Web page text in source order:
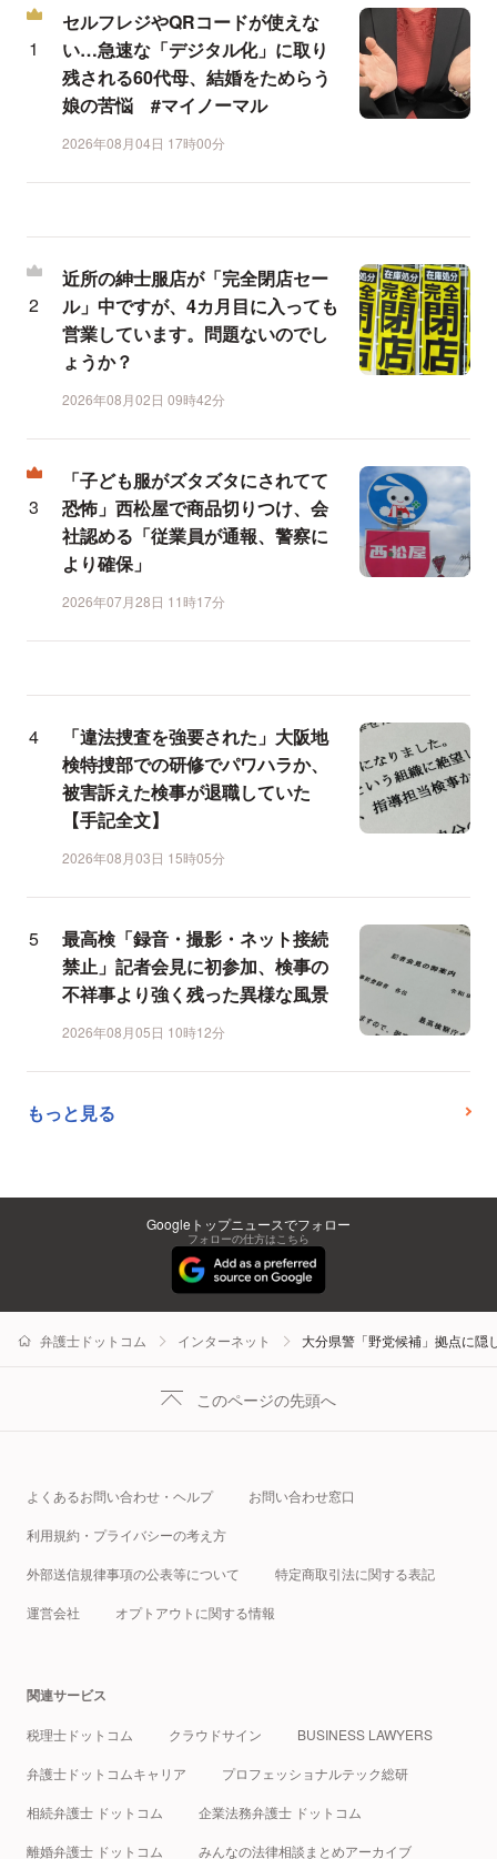
セルフレジやQRコードが使えな
い…急速な「デジタル化」に取り
残される60代母、結婚をためらう
娘の苦悩 #マイノーマル
2026年08月04日 17時00分
近所の紳士服店が「完全閉店セー
ル」中ですが、4カ月目に入っても
営業しています。問題ないのでし
ょうか？
2026年08月02日 09時42分
「子ども服がズタズタにされてて
恐怖」西松屋で商品切りつけ、会
社認める「従業員が通報、警察に
より確保」
2026年07月28日 11時17分
「違法捜査を強要された」大阪地
検特捜部での研修でパワハラか、
被害訴えた検事が退職していた
【手記全文】
2026年08月03日 15時05分
最高検「録音・撮影・ネット接続
禁止」記者会見に初参加、検事の
不祥事より強く残った異様な風景
2026年08月05日 10時12分
もっと見る
Googleトップニュースでフォロー
フォローの仕方はこちら
弁護士ドットコム インターネット 大分県警「野党候補」拠点に隠
このページの先頭へ
よくあるお問い合わせ・ヘルプ お問い合わせ窓口
利用規約・プライバシーの考え方
外部送信規律事項の公表等について 特定商取引法に関する表記
運営会社 オプトアウトに関する情報
関連サービス
税理士ドットコム クラウドサイン BUSINESS LAWYERS
弁護士ドットコムキャリア プロフェッショナルテック総研
相続弁護士 ドットコム 企業法務弁護士 ドットコム
離婚弁護士 ドットコム みんなの法律相談まとめアーカイブ